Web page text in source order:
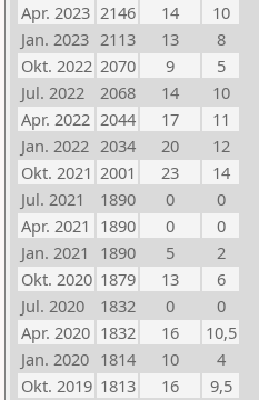
Apr. 2023 2146 14
10
Jan. 2023 2113 13
8
Okt. 2022 2070 9
5
Jul. 2022
2068 14
10
Apr. 2022 2044 17
11
Jan. 2022 2034 20
12
Okt. 2021 2001 23
14
Jul. 2021
1890 0
0
Apr. 2021 1890 0
0
Jan. 2021
1890 5
2
Okt. 2020 1879 13
6
Jul. 2020
1832 0
0
Apr. 2020 1832 16
10,5
Jan. 2020 1814 10
4
Okt. 2019 1813 16
9,5